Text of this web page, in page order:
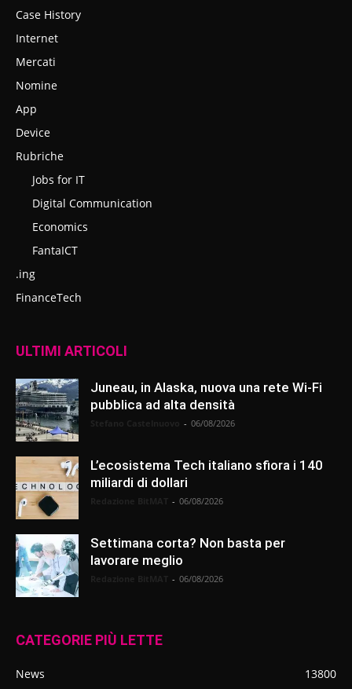
Case History
Internet
Mercati
Nomine
App
Device
Rubriche
Jobs for IT
Digital Communication
Economics
FantaICT
.ing
FinanceTech
ULTIMI ARTICOLI
Juneau, in Alaska, nuova una rete Wi-Fi
pubblica ad alta densità
- 06/08/2026
L’ecosistema Tech italiano sfiora i 140
miliardi di dollari
- 06/08/2026
Settimana corta? Non basta per
lavorare meglio
- 06/08/2026
CATEGORIE PIÙ LETTE
News
13800